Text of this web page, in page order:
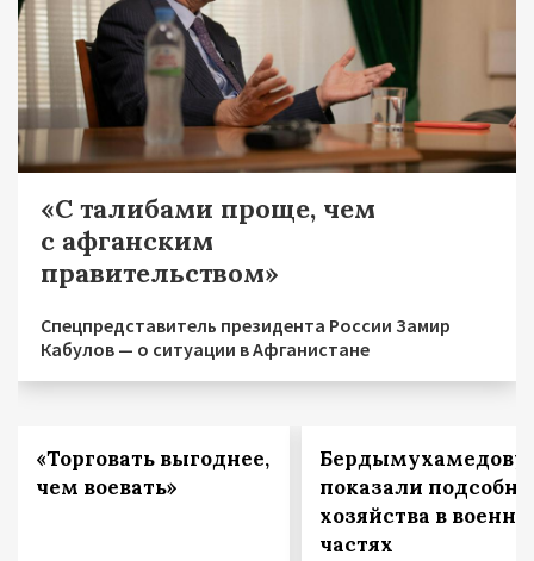
«С талибами проще, чем
с афганским
правительством»
Спецпредставитель президента России Замир
Кабулов — о ситуации в Афганистане
«Торговать выгоднее,
чем воевать»
Бердымухамедову
показали
хозяйства в
частях